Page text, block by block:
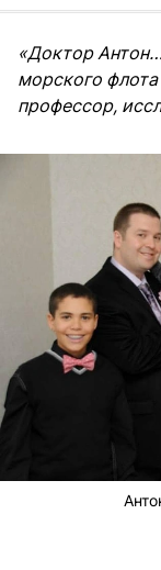
«Доктор
морского
профессор,